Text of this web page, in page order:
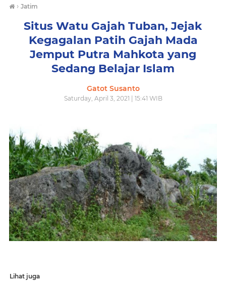
› Jatim
Situs Watu Gajah Tuban, Jejak
Kegagalan Patih Gajah Mada
Jemput Putra Mahkota yang
Sedang Belajar Islam
Gatot Susanto
Saturday, April 3, 2021 | 15:41 WIB
Lihat juga